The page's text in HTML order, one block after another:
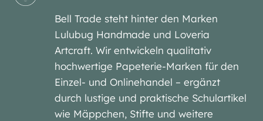
Bell Trade steht hinter den Marken
Lulubug Handmade und Loveria
Artcraft. Wir entwickeln qualitativ
hochwertige Papeterie-Marken für den
Einzel- und Onlinehandel – ergänzt
durch lustige und praktische Schulartikel
wie Mäppchen, Stifte und weitere